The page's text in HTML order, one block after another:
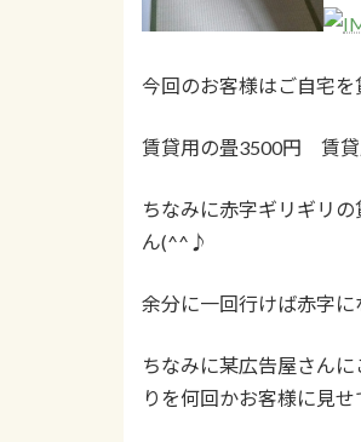
今回のお客様はご自宅
賃貸用の畳3500円 賃
ちなみに赤字ギリギリ
ん(^^♪
余分に一回行けば赤字に
ちなみに某広告屋さん
りを何回かお客様に見せ